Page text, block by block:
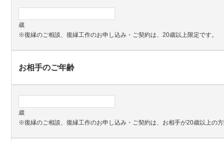
歳
※復縁のご相談、復縁工作のお申し込み・ご契約は、20歳以上限定です。
お相手のご年齢
歳
※復縁のご相談、復縁工作のお申し込み・ご契約は、お相手が20歳以上の